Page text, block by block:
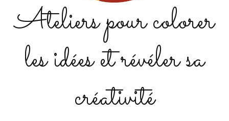
Ateliers pour colorer
les idées et révéler sa
créativité